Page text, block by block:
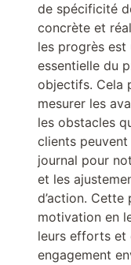
de spécificité
concrète et
les progrès est
essentielle du
objectifs. Cela
mesurer les
les obstacles
clients
journal pour
et les
d’action.
motivation en
leurs efforts et
engagement